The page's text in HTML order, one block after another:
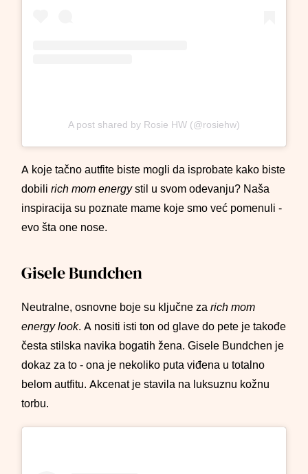
A post shared by Rosie HW (@rosiehw)
A koje tačno autfite biste mogli da isprobate kako biste
dobilirich mom energystil u svom odevanju? Naša
inspiracija su poznate mame koje smo već pomenuli -
evo šta one nose.
Gisele Bundchen
Neutralne, osnovne boje su ključne zarich mom
energy look. A nositi isti ton od glave do pete je takođe
česta stilska navika bogatih žena. Gisele Bundchen je
dokaz za to - ona je nekoliko puta viđena u totalno
belom autfitu. Akcenat je stavila na luksuznu kožnu
torbu.